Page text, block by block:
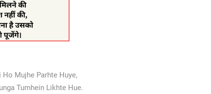
Mujhe Parhte Huye,
Tumhein Likhte Hue.